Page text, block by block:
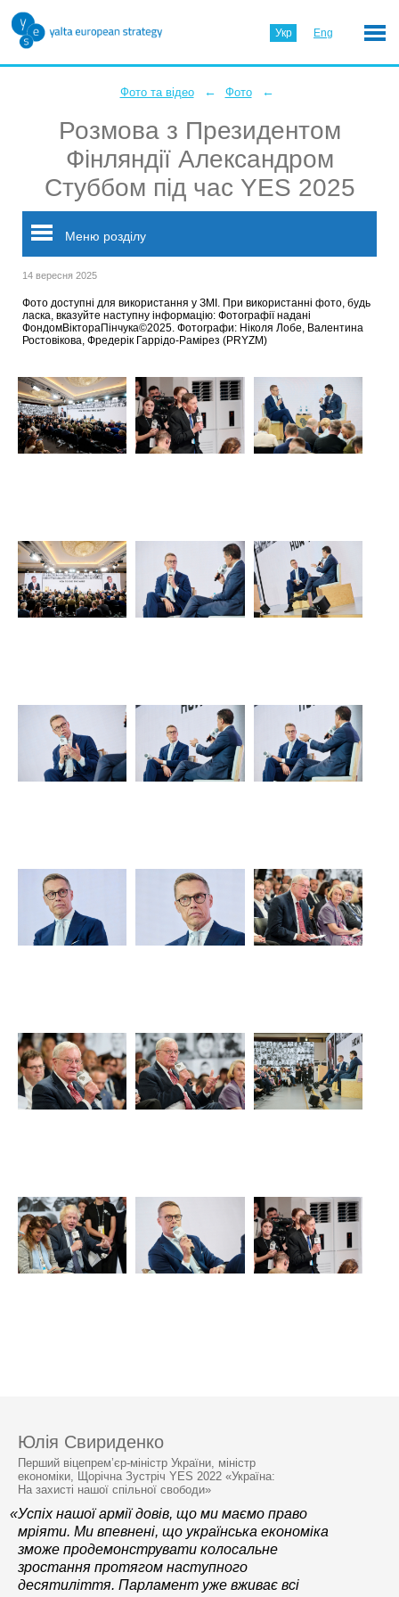
Укр Eng
Фото та відео ← Фото ←
Розмова з Президентом
Фінляндії Александром
Стуббом під час YES 2025
Меню розділу
14 вересня 2025
Фото доступні для використання у ЗМІ. При використанні фото, будь
ласка, вказуйте наступну інформацію: Фотографії надані
ФондомВіктораПінчука©2025. Фотографи: Ніколя Лобе, Валентина
Ростовікова, Фредерік Гаррідо-Рамірез (PRYZM)
Юлія Свириденко
Перший віцепрем’єр-міністр України, міністр
економіки, Щорічна Зустріч YES 2022 «Україна:
На захисті нашої спільної свободи»
«Успіх нашої армії довів, що ми маємо право
мріяти. Ми впевнені, що українська економіка
зможе продемонструвати колосальне
зростання протягом наступного
десятиліття. Парламент уже вживає всі